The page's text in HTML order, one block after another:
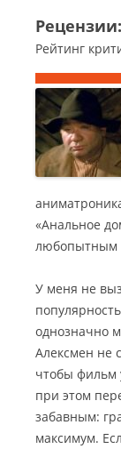
Рецензии:
Рейтинг
«Анальное
любопытным
У меня не
однозначно
Алексмен не
чтобы фильм
при этом
забавным:
максимум.